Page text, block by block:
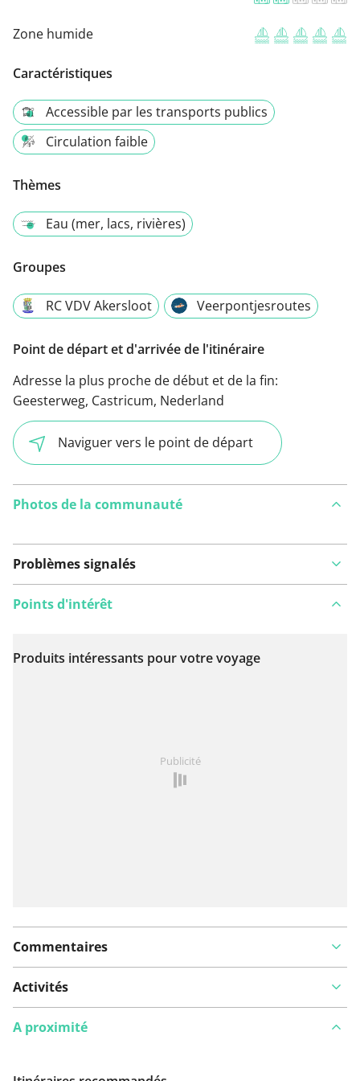
Zone humide
Caractéristiques
Accessible par les transports publics
Circulation faible
Thèmes
Eau (mer, lacs, rivières)
Groupes
RC VDV Akersloot Veerpontjesroutes
Point de départ et d'arrivée de l'itinéraire
Adresse la plus proche de début et de la fin:
Geesterweg, Castricum, Nederland
Naviguer vers le point de départ
Photos de la communauté
Problèmes signalés
Voir sur la carte
Points d'intérêt
Produits intéressants pour votre voyage
Publicité
Commentaires
Activités
A proximité